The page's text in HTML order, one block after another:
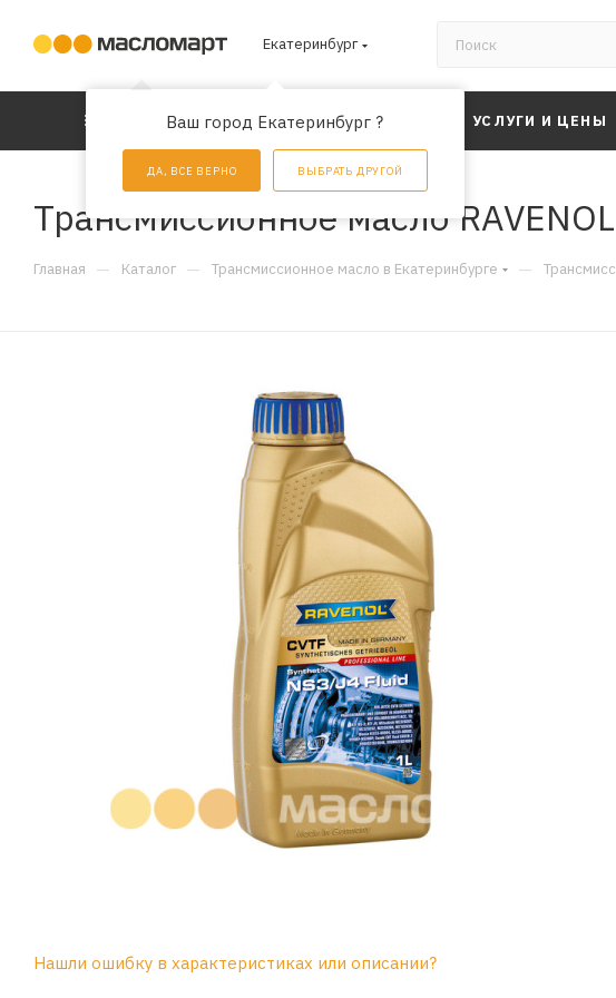
Екатеринбург
Ваш город Екатеринбург ?
ДА, ВСЕ ВЕРНО ВЫБРАТЬ ДРУГОЙ
КАТАЛОГ АКЦИИ УСЛУГИ И ЦЕНЫ
Трансмиссионное масло
Главная — Каталог — Трансмиссионное масло в Екатеринбурге —
Нашли ошибку в характеристиках или описании?